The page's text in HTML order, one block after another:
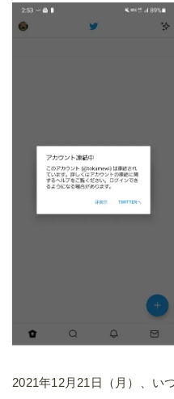
2021年12月21日（月）、い